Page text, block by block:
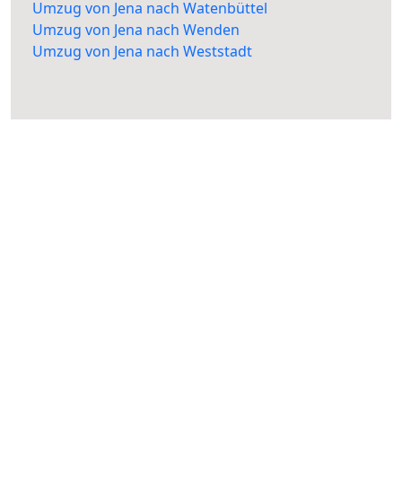
Umzug von Jena nach Watenbüttel
Umzug von Jena nach Wenden
Umzug von Jena nach Weststadt